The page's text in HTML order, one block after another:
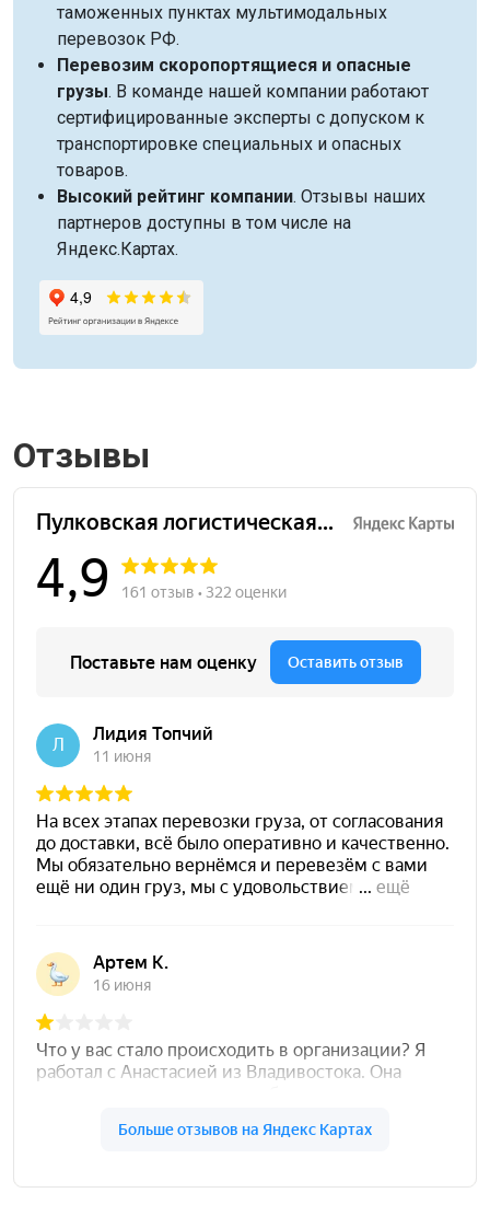
таможенных пунктах мультимодальных
перевозок РФ.
Перевозим скоропортящиеся и опасные
грузы. В команде нашей компании работают
сертифицированные эксперты с допуском к
транспортировке специальных и опасных
товаров.
Высокий рейтинг компании. Отзывы наших
партнеров доступны в том числе на
Яндекс.Картах.
Отзывы